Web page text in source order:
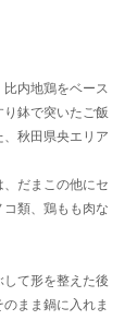
比内地鶏をベース
鉢で突いたご飯
秋田県央エリア
だまこの他にセ
コ類、鶏もも肉な
て形を整えた後
まま鍋に入れま